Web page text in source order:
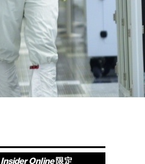
Insider Online 限定